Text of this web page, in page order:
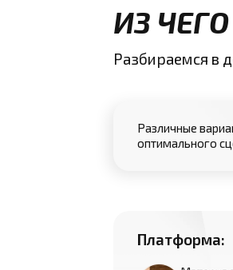
ИЗ
Разбираемся в
Различные
оптимального
Платформа: